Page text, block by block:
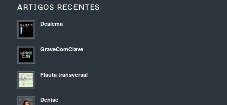
ARTIGOS RECENTES
Dealema
GraveComClave
Flauta transversal
Denise